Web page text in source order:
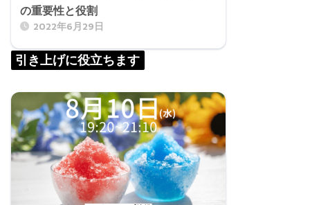
の重要性と役割
2022年6月29日
引き上げに役立ちます